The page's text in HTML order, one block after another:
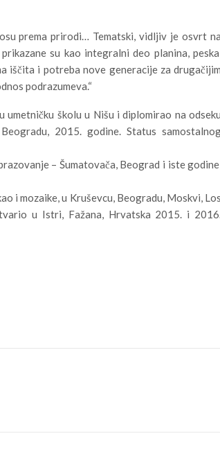
prema prirodi… Tematski, vidljiv je osvrt na
su kao integralni deo planina,
iščita i potreba nove generacije za drugačijim
podrazumeva.“
školu u Nišu i diplomirao na odseku
2015. godine. Status
– Šumatovača, Beograd i iste
i mozaike, u Kruševcu, Beogradu, Moskvi, Los
u Istri, Fažana, Hrvatska 2015. i